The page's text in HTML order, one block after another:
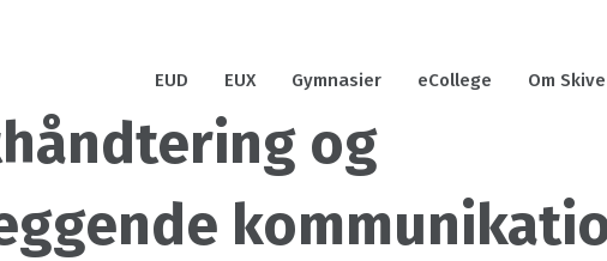
EUD EUX Gymnasier eCollege Om
og